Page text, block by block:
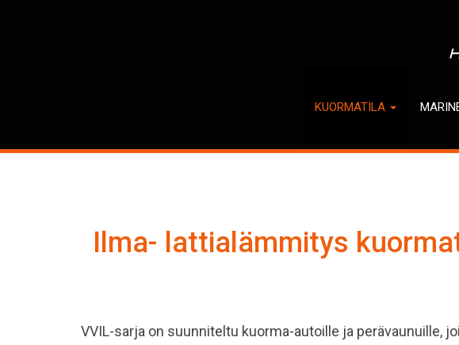
KUORMATILA
Ilma- lattialämmitys
VVIL-sarja on suunniteltu kuorma-autoille ja perävaunuille,